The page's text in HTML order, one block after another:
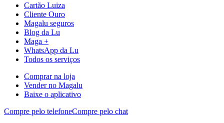
Cartão Luiza
Cliente Ouro
Magalu seguros
Blog da Lu
Maga +
WhatsApp da Lu
Todos os serviços
Comprar na loja
Vender no Magalu
Baixe o aplicativo
Compre pelo telefoneCompre pelo chat